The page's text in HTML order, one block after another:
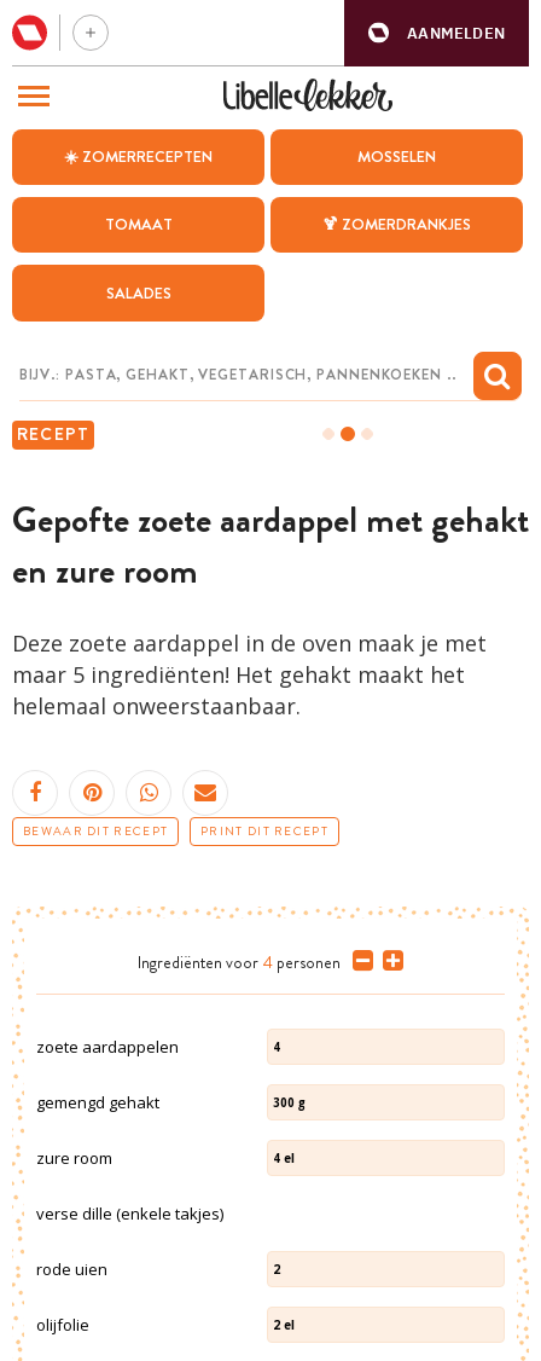
AANMELDEN
☀️ ZOMERRECEPTEN MOSSELEN
TOMAAT 🍹 ZOMERDRANKJES
SALADES
RECEPT
Gepofte zoete aardappel met gehakt
en zure room
Deze zoete aardappel in de oven maak je met
maar 5 ingrediënten! Het gehakt maakt het
helemaal onweerstaanbaar.
BEWAAR DIT RECEPT PRINT DIT RECEPT
Ingrediënten voor 4 personen
zoete aardappelen 4
gemengd gehakt 300 g
zure room 4 el
verse dille (enkele takjes)
rode uien 2
olijfolie 2 el
BEZOEK ONZE ANDERE WEBSITES
WEEKMENU
CHAT MET MAIA
MIJN BEWAARDE RECEPTEN